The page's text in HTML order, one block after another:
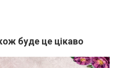
буде це цікаво